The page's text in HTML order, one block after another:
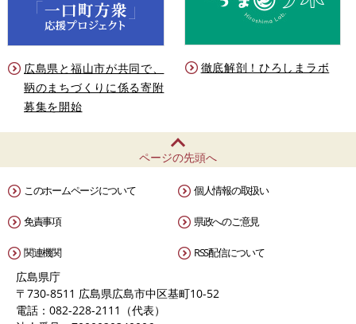
広島県と福山市が共同で、
鞆のまちづくりに係る寄附
募集を開始
徹底解剖！ひろしまラボ
ページの先頭へ
このホームページについて 個人情報の取扱い
免責事項 県政へのご意見
関連機関 RSS配信について
広島県庁
〒730-8511 広島県広島市中区基町10-52
電話：082-228-2111（代表）